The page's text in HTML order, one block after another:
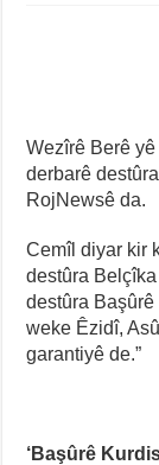
Wezîrê Berê
derbarê
RojNewsê da.
Cemîl diyar kir
destûra
destûra
weke Êzidî,
garantiyê de.”
‘Başûrê